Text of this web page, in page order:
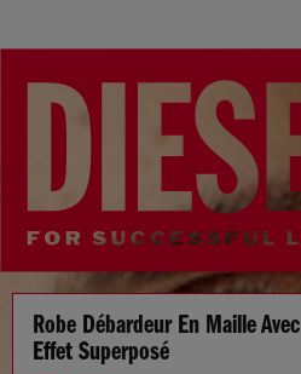
Robe Débardeur En Maille Avec
Effet Superposé